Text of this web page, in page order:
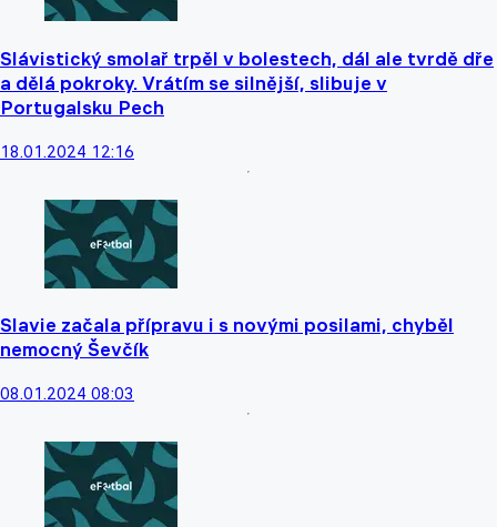
Slávistický smolař trpěl v bolestech, dál ale tvrdě dře
a dělá pokroky. Vrátím se silnější, slibuje v
Portugalsku Pech
18.01.2024 12:16
Slavie začala přípravu i s novými posilami, chyběl
nemocný Ševčík
08.01.2024 08:03